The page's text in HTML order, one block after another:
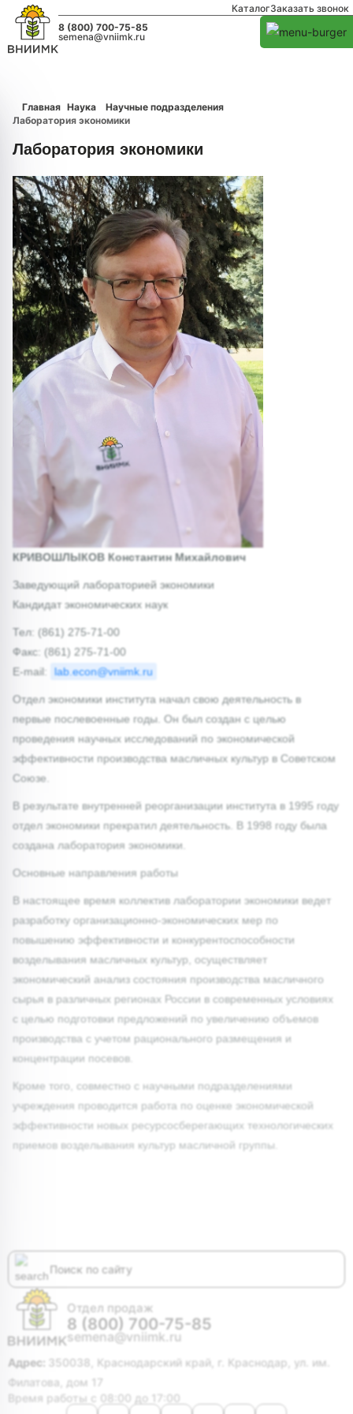
КаталогЗаказать звонок
8 (800) 700-75-85
semena@vniimk.ru
Главная Наука
Научные подразделения
Лаборатория экономики
Лаборатория экономики
КРИВОШЛЫКОВ Константин Михайлович
Заведующий лабораторией экономики
Кандидат экономических наук
Тел: (861) 275-71-00
Факс: (861) 275-71-00
E-mail:
lab.econ@vniimk.ru
Отдел экономики института начал свою деятельность в
первые послевоенные годы. Он был создан с целью
проведения научных исследований по экономической
эффективности производства масличных культур в Советском
Союзе.
В результате внутренней реорганизации института в 1995 году
отдел экономики прекратил деятельность. В 1998 году была
создана лаборатория экономики.
Основные направления работы
В настоящее время коллектив лаборатории экономики ведет
разработку организационно-экономических мер по
повышению эффективности и конкурентоспособности
возделывания масличных культур, осуществляет
экономический анализ состояния производства масличного
сырья в различных регионах России в современных условиях
с целью подготовки предложений по увеличению объемов
производства с учетом рационального размещения и
концентрации посевов.
Кроме того, совместно с научными подразделениями
учреждения проводится работа по оценке экономической
эффективности новых ресурсосберегающих технологических
приемов возделывания культур масличной группы.
Отдел продаж
8 (800) 700-75-85
semena@vniimk.ru
Адрес:
350038, Краснодарский край, г. Краснодар, ул. им.
Филатова, дом 17
Время работы с 08:00 до 17:00